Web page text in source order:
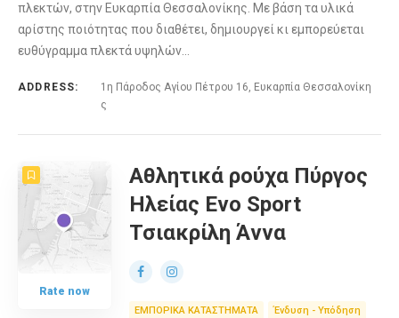
πλεκτών, στην Ευκαρπία Θεσσαλονίκης. Με βάση τα υλικά
αρίστης ποιότητας που διαθέτει, δημιουργεί κι εμπορεύεται
ευθύγραμμα πλεκτά υψηλών…
ADDRESS:
1η Πάροδος Αγίου Πέτρου 16, Ευκαρπία Θεσσαλονίκη
ς
Rate now
Αθλητικά ρούχα Πύργος
Ηλείας Evo Sport
Τσιακρίλη Άννα
ΕΜΠΟΡΙΚΑ ΚΑΤΑΣΤΗΜΑΤΑ Ένδυση - Υπόδηση